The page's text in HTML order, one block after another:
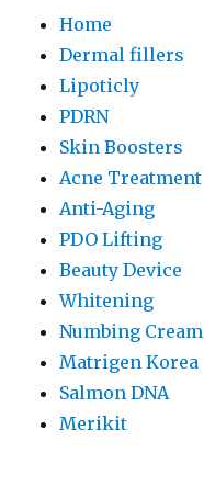
Home
Dermal fillers
Lipoticly
PDRN
Skin Boosters
Acne Treatment
Anti-Aging
PDO Lifting
Beauty Device
Whitening
Numbing Cream
Matrigen Korea
Salmon DNA
Merikit